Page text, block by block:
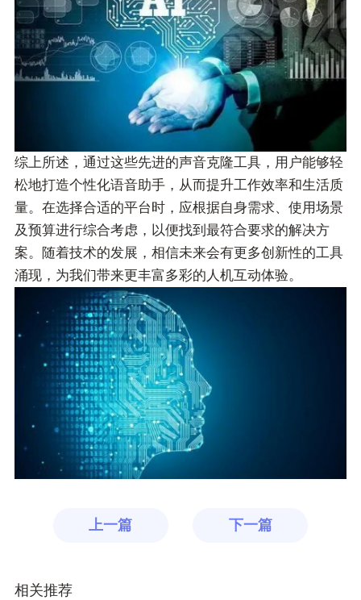
综上所述，通过这些先进的声音克隆工具，用户能够轻
松地打造个性化语音助手，从而提升工作效率和生活质
量。在选择合适的平台时，应根据自身需求、使用场景
及预算进行综合考虑，以便找到最符合要求的解决方
案。随着技术的发展，相信未来会有更多创新性的工具
涌现，为我们带来更丰富多彩的人机互动体验。
上一篇 下一篇
相关推荐